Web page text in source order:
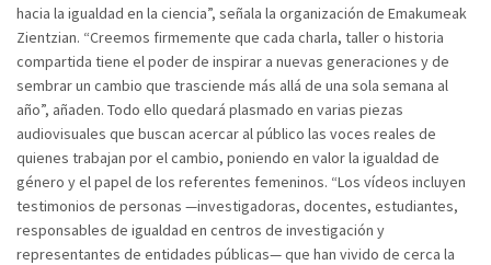
hacia la igualdad en la ciencia”, señala la organización de Emakumeak
Zientzian. “Creemos firmemente que cada charla, taller o historia
compartida tiene el poder de inspirar a nuevas generaciones y de
sembrar un cambio que trasciende más allá de una sola semana al
año”, añaden. Todo ello quedará plasmado en varias piezas
audiovisuales que buscan acercar al público las voces reales de
quienes trabajan por el cambio, poniendo en valor la igualdad de
género y el papel de los referentes femeninos. “Los vídeos incluyen
testimonios de personas —investigadoras, docentes, estudiantes,
responsables de igualdad en centros de investigación y
representantes de entidades públicas— que han vivido de cerca la